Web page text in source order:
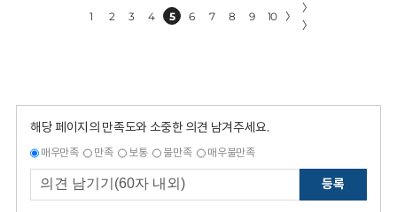
1 2 3 4 5 6 7 8 9 10 〉
〉
〉
해당 페이지의 만족도와 소중한 의견 남겨주세요.
매우만족 만족 보통 불만족 매우불만족
등록